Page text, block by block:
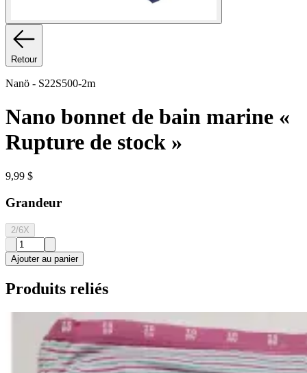
Retour
Nanö - S22S500-2m
Nano bonnet de bain marine «
Rupture de stock »
9,99 $
Grandeur
2/6X
Ajouter au panier
Produits reliés